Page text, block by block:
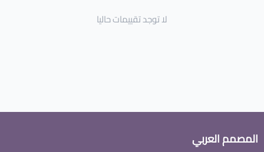
لا توجد تقييمات حاليا
المصمم العربي